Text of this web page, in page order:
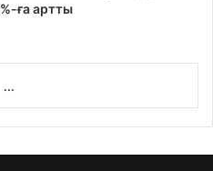
ға артты
...